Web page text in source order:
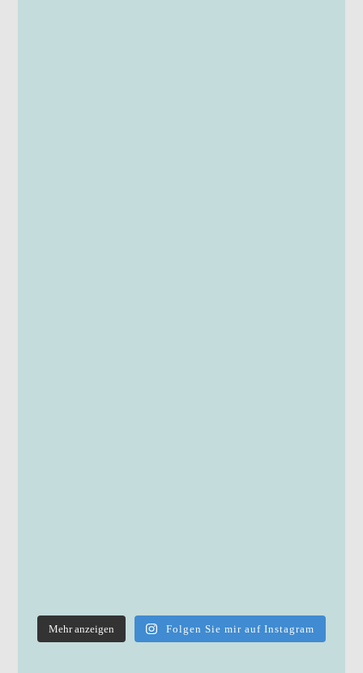
Mehr anzeigen Folgen Sie mir auf Instagram